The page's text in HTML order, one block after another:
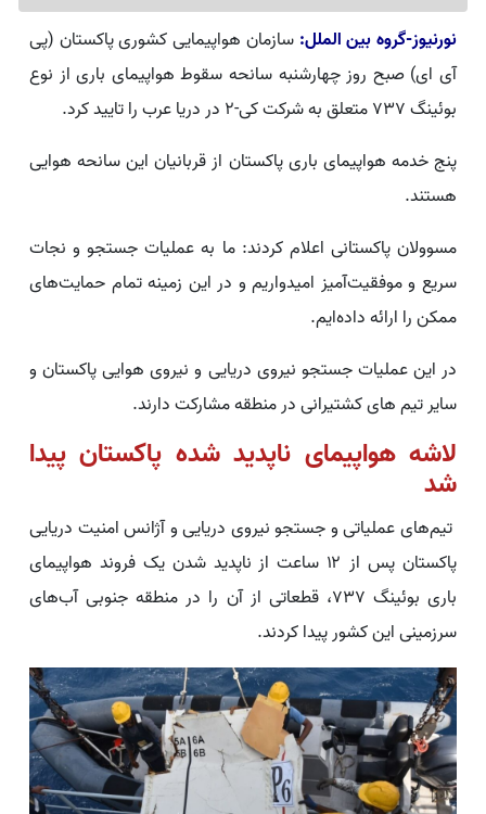
نورنیوز-گروه بین الملل:سازمان هواپیمایی کشوری پاکستان (پی
آی ای) صبح روز چهارشنبه سانحه سقوط هواپیمای باری از نوع
بوئینگ ۷۳۷ متعلق به شرکت کی-۲ در دریا عرب را تایید کرد.
پنج‌ خدمه هواپیمای باری پاکستان از قربانیان این سانحه هوایی
هستند.
مسوولان پاکستانی اعلام کردند: ما به عملیات جستجو و نجات
سریع و موفقیت‌آمیز امیدواریم و در این زمینه تمام حمایت‌های
ممکن را ارائه داده‌ایم.
در این عملیات جستجو نیروی دریایی و نیروی هوایی پاکستان و
سایر تیم های کشتیرانی در منطقه مشارکت دارند.
لاشه هواپیمای ناپدید شده پاکستان پیدا
شد
تیم‌های عملیاتی و جستجو نیروی دریایی و آژانس امنیت دریایی
پاکستان پس از ۱۲ ساعت از ناپدید شدن یک فروند هواپیمای
باری بوئینگ ۷۳۷، قطعاتی از آن را در منطقه جنوبی آب‌های
سرزمینی این کشور پیدا کردند.